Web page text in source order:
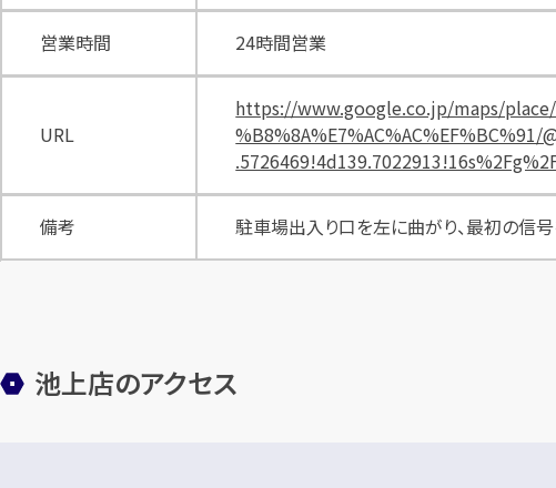
営業時間 24時間営業
URL
https://www.google.co.jp/maps/place/
備考 駐車場出入り口を左に曲がり、最初の信号
池上店のアクセス